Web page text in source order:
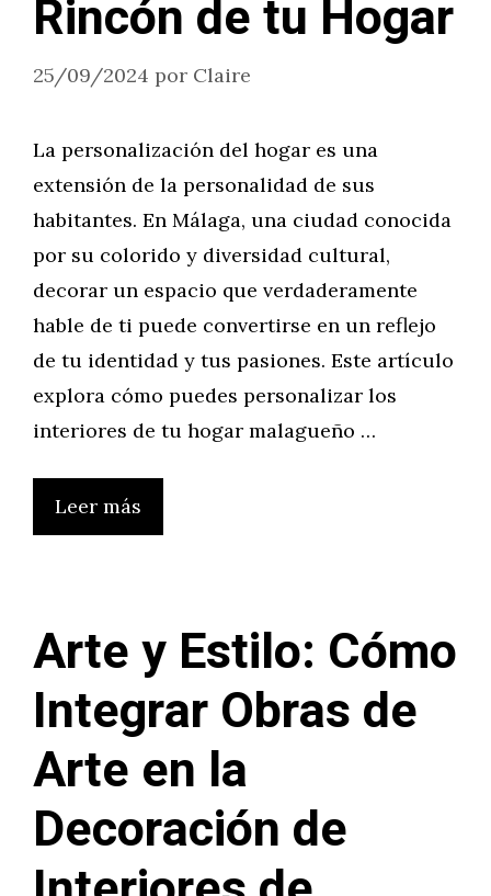
Rincón de tu Hogar
25/09/2024 por Claire
La personalización del hogar es una
extensión de la personalidad de sus
habitantes. En Málaga, una ciudad conocida
por su colorido y diversidad cultural,
decorar un espacio que verdaderamente
hable de ti puede convertirse en un reflejo
de tu identidad y tus pasiones. Este artículo
explora cómo puedes personalizar los
interiores de tu hogar malagueño …
Leer más
Arte y Estilo: Cómo
Integrar Obras de
Arte en la
Decoración de